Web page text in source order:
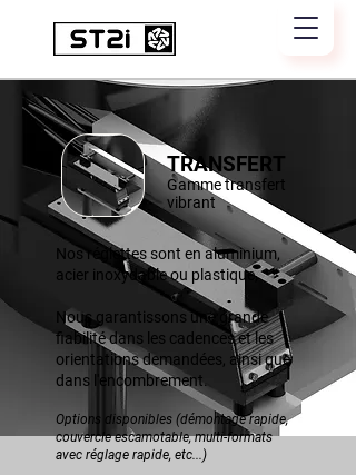
TRANSFERT
Gamme transfert
vibrant
Nos réglettes sont en aluminium,
acier inoxydable ou plastique,
Nous garantissons une grande
fiabilité dans les cadences et les
orientations demandées, ainsi que
dans l'encombrement.
Options disponibles (démontage rapide,
couvercle escamotable, multi-formats
avec réglage rapide, etc...)